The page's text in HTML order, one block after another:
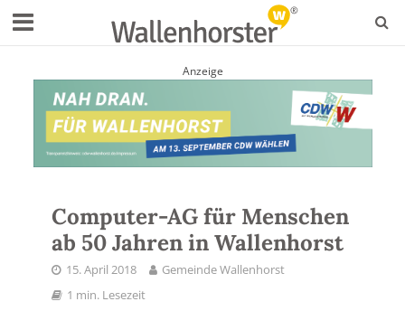
Anzeige
Computer-AG für Menschen
ab 50 Jahren in Wallenhorst
15. April 2018
Gemeinde Wallenhorst
1 min. Lesezeit